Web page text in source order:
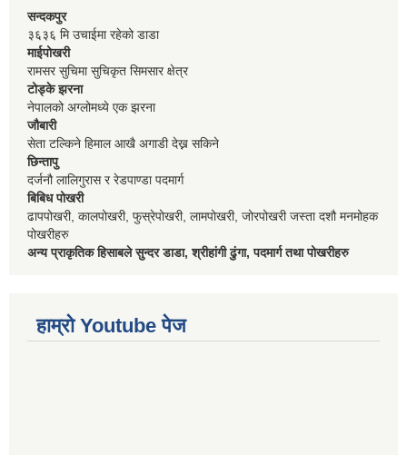
सन्दकपुर
३६३६ मि उचाईमा रहेको डाडा
माईपोखरी
रामसर सुचिमा सुचिकृत सिमसार क्षेत्र
टोड्के झरना
नेपालको अग्लोमध्ये एक झरना
जौबारी
सेता टल्किने हिमाल आखै अगाडी देख्न सकिने
छिन्तापु
दर्जनौ लालिगुरास र रेडपाण्डा पदमार्ग
बिबिध पोखरी
ढापपोखरी, कालपोखरी, फुस्रेपोखरी, लामपोखरी, जोरपोखरी जस्ता दशौ मनमोहक
पोखरीहरु
अन्य प्राकृतिक हिसाबले सुन्दर डाडा, श्रीहांगी ढुंगा, पदमार्ग तथा पोखरीहरु
हाम्रो Youtube पेज